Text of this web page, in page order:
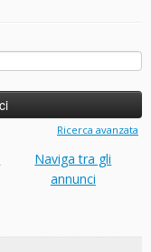
Ricerca avanzata
Naviga tra gli
annunci